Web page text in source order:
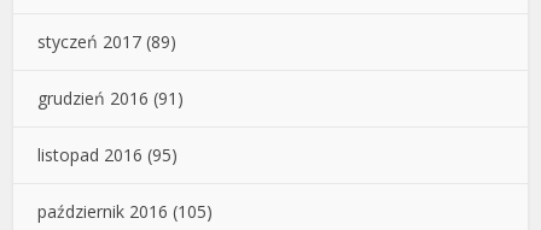
styczeń 2017 (89)
grudzień 2016 (91)
listopad 2016 (95)
październik 2016 (105)